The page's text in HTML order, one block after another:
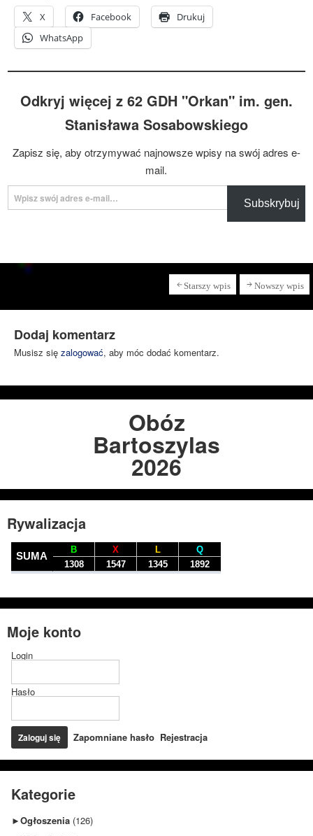
X
Facebook
Drukuj
WhatsApp
Odkryj więcej z 62 GDH "Orkan" im. gen.
Stanisława Sosabowskiego
Zapisz się, aby otrzymywać najnowsze wpisy na swój adres e-
mail.
Wpisz swój adres e-mail…
Subskrybuj
Starszy wpis Nowszy wpis
Dodaj komentarz
Musisz się zalogować, aby móc dodać komentarz.
Obóz
Bartoszylas
2026
Rywalizacja
Moje konto
Login
Hasło
Zapomniane hasło Rejestracja
Kategorie
►Ogłoszenia (126)